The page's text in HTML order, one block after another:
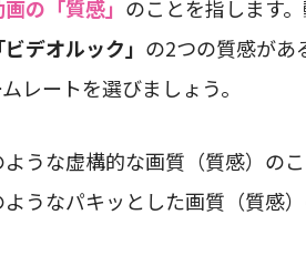
の「質感」 のことを指します
ビデオルック」 の2つの質感があ
レートを選びましょう。
うな虚構的な画質（質感）のこ
うなパキッとした画質（質感）